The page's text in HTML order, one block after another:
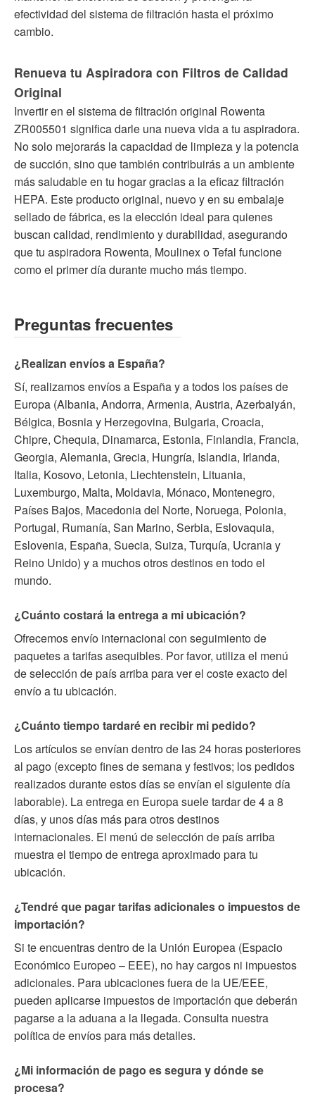
efectividad del sistema de filtración hasta el próximo
cambio.
Renueva tu Aspiradora con Filtros de Calidad
Original
Invertir en el sistema de filtración original Rowenta
ZR005501 significa darle una nueva vida a tu aspiradora.
No solo mejorarás la capacidad de limpieza y la potencia
de succión, sino que también contribuirás a un ambiente
más saludable en tu hogar gracias a la eficaz filtración
HEPA. Este producto original, nuevo y en su embalaje
sellado de fábrica, es la elección ideal para quienes
buscan calidad, rendimiento y durabilidad, asegurando
que tu aspiradora Rowenta, Moulinex o Tefal funcione
como el primer día durante mucho más tiempo.
Preguntas frecuentes
¿Realizan envíos a España?
Sí, realizamos envíos a España y a todos los países de
Europa (Albania, Andorra, Armenia, Austria, Azerbaiyán,
Bélgica, Bosnia y Herzegovina, Bulgaria, Croacia,
Chipre, Chequia, Dinamarca, Estonia, Finlandia, Francia,
Georgia, Alemania, Grecia, Hungría, Islandia, Irlanda,
Italia, Kosovo, Letonia, Liechtenstein, Lituania,
Luxemburgo, Malta, Moldavia, Mónaco, Montenegro,
Países Bajos, Macedonia del Norte, Noruega, Polonia,
Portugal, Rumanía, San Marino, Serbia, Eslovaquia,
Eslovenia, España, Suecia, Suiza, Turquía, Ucrania y
Reino Unido) y a muchos otros destinos en todo el
mundo.
¿Cuánto costará la entrega a mi ubicación?
Ofrecemos envío internacional con seguimiento de
paquetes a tarifas asequibles. Por favor, utiliza el menú
de selección de país arriba para ver el coste exacto del
envío a tu ubicación.
¿Cuánto tiempo tardaré en recibir mi pedido?
Los artículos se envían dentro de las 24 horas posteriores
al pago (excepto fines de semana y festivos; los pedidos
realizados durante estos días se envían el siguiente día
laborable). La entrega en Europa suele tardar de 4 a 8
días, y unos días más para otros destinos
internacionales. El menú de selección de país arriba
muestra el tiempo de entrega aproximado para tu
ubicación.
¿Tendré que pagar tarifas adicionales o impuestos de
importación?
Si te encuentras dentro de la Unión Europea (Espacio
Económico Europeo – EEE), no hay cargos ni impuestos
adicionales. Para ubicaciones fuera de la UE/EEE,
pueden aplicarse impuestos de importación que deberán
pagarse a la aduana a la llegada. Consulta nuestra
política de envíos para más detalles.
¿Mi información de pago es segura y dónde se
procesa?